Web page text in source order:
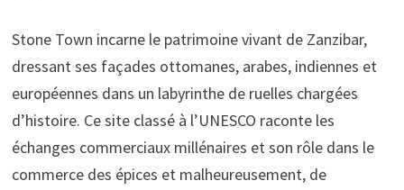
Stone Town incarne le patrimoine vivant de Zanzibar,
dressant ses façades ottomanes, arabes, indiennes et
européennes dans un labyrinthe de ruelles chargées
d’histoire. Ce site classé à l’UNESCO raconte les
échanges commerciaux millénaires et son rôle dans le
commerce des épices et malheureusement, de